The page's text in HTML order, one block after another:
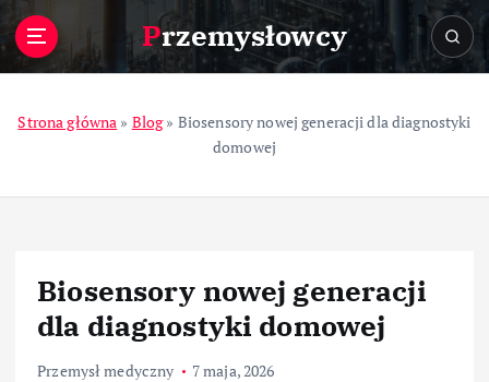
Przemysłowcy
Strona główna » Blog» Biosensory nowej generacji dla diagnostyki
domowej
Biosensory nowej generacji
dla diagnostyki domowej
Przemysł medyczny 7 maja, 2026